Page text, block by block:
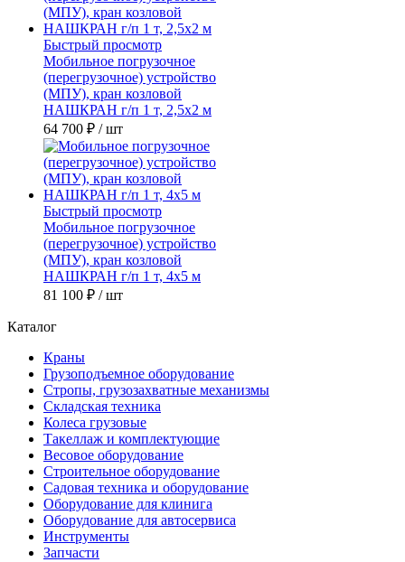
Быстрый просмотр
Мобильное погрузочное
(перегрузочное) устройство
(МПУ), кран козловой
НАШКРАН г/п 1 т, 2,5х2 м
64 700 ₽ / шт
Быстрый просмотр
Мобильное погрузочное
(перегрузочное) устройство
(МПУ), кран козловой
НАШКРАН г/п 1 т, 4х5 м
81 100 ₽ / шт
Каталог
Краны
Грузоподъемное оборудование
Стропы, грузозахватные механизмы
Складская техника
Колеса грузовые
Такеллаж и комплектующие
Весовое оборудование
Строительное оборудование
Садовая техника и оборудование
Оборудование для клинига
Оборудование для автосервиса
Инструменты
Запчасти